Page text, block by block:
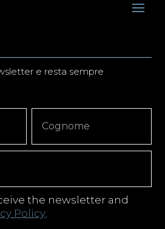
e resta sempre
the newsletter and
Policy